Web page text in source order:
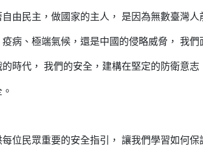
由民主，做國家的主人， 是因為無數臺灣人
病、極端氣候，還是中國的侵略威脅， 我們
時代， 我們的安全，建構在堅定的防衛意志
位民眾重要的安全指引， 讓我們學習如何保